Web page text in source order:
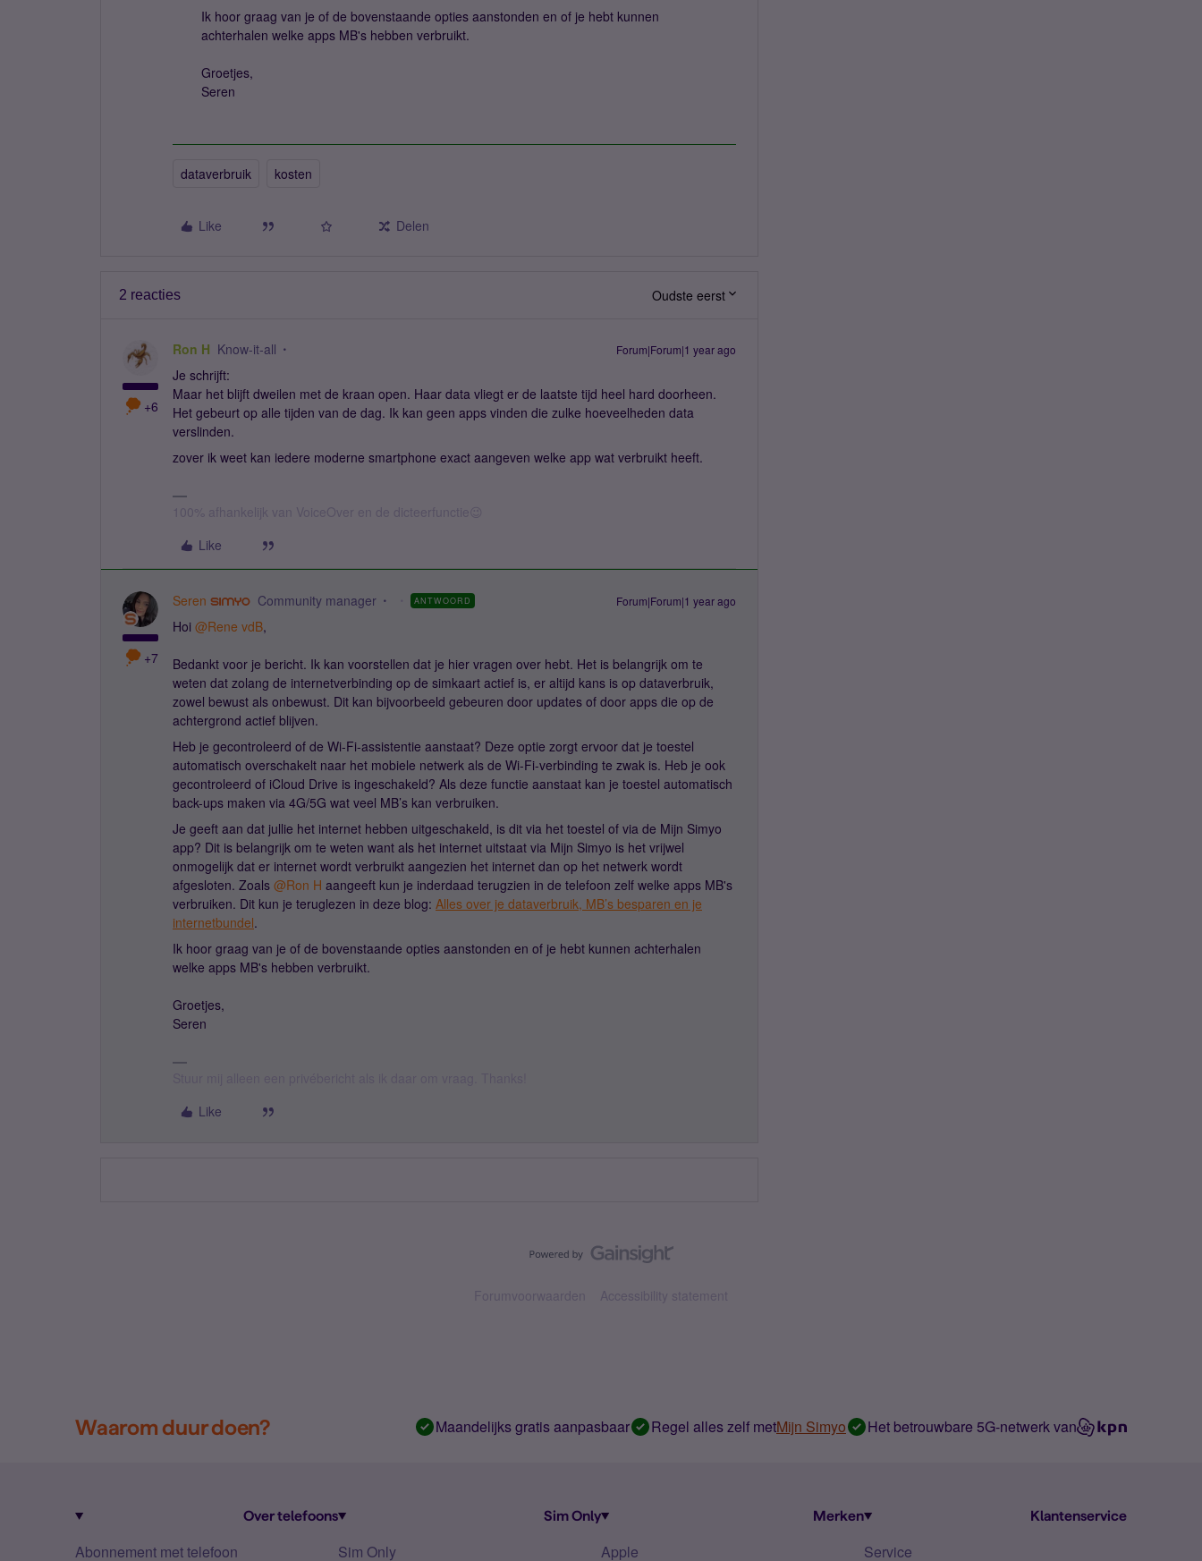
Ik hoor graag van je of de bovenstaande opties aanstonden en of je hebt kunnen
achterhalen welke apps MB's hebben verbruikt.
Groetjes,
Seren
dataverbruik kosten
Like Delen
2 reacties Oudste eerst
+6
Ron H Know-it-all Forum|Forum|1 year ago
Je schrijft:
Maar het blijft dweilen met de kraan open. Haar data vliegt er de laatste tijd heel hard doorheen.
Het gebeurt op alle tijden van de dag. Ik kan geen apps vinden die zulke hoeveelheden data
verslinden.
zover ik weet kan iedere moderne smartphone exact aangeven welke app wat verbruikt heeft.
100% afhankelijk van VoiceOver en de dicteerfunctie😉
Like
+7
Seren Community manager ANTWOORD Forum|Forum|1 year ago
Hoi ​ @Rene vdB,
Bedankt voor je bericht. Ik kan voorstellen dat je hier vragen over hebt. Het is belangrijk om te
weten dat zolang de internetverbinding op de simkaart actief is, er altijd kans is op dataverbruik,
zowel bewust als onbewust. Dit kan bijvoorbeeld gebeuren door updates of door apps die op de
achtergrond actief blijven.
Heb je gecontroleerd of de Wi-Fi-assistentie aanstaat? Deze optie zorgt ervoor dat je toestel
automatisch overschakelt naar het mobiele netwerk als de Wi-Fi-verbinding te zwak is. Heb je ook
gecontroleerd of iCloud Drive is ingeschakeld? Als deze functie aanstaat kan je toestel automatisch
back-ups maken via 4G/5G wat veel MB’s kan verbruiken.
Je geeft aan dat jullie het internet hebben uitgeschakeld, is dit via het toestel of via de Mijn Simyo
app? Dit is belangrijk om te weten want als het internet uitstaat via Mijn Simyo is het vrijwel
onmogelijk dat er internet wordt verbruikt aangezien het internet dan op het netwerk wordt
afgesloten. Zoals ​ @Ron H aangeeft kun je inderdaad terugzien in de telefoon zelf welke apps MB's
verbruiken. Dit kun je teruglezen in deze blog: Alles over je dataverbruik, MB’s besparen en je
internetbundel.
Ik hoor graag van je of de bovenstaande opties aanstonden en of je hebt kunnen achterhalen
welke apps MB's hebben verbruikt.
Groetjes,
Seren
Like
Forumvoorwaarden Accessibility statement
Waarom duur doen? Maandelijks gratis aanpasbaar Regel alles zelf metMijn Simyo Het betrouwbare 5G-netwerk van
Over telefoons
Abonnement met telefoon
Sim Only
Sim Only
Merken
Apple
Klantenservice
Service